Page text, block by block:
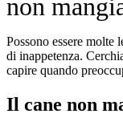
non
Possono essere molte
di inappetenza.
capire quando
Il cane non